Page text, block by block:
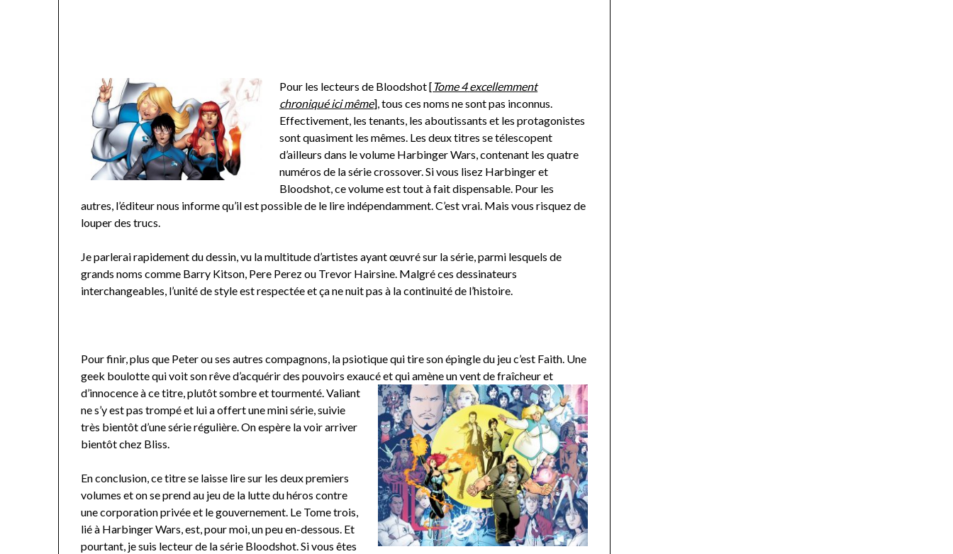
Pour les lecteurs de Bloodshot [Tome 4 excellemment
chroniqué ici même], tous ces noms ne sont pas inconnus.
Effectivement, les tenants, les aboutissants et les protagonistes
sont quasiment les mêmes. Les deux titres se télescopent
d’ailleurs dans le volume Harbinger Wars, contenant les quatre
numéros de la série crossover. Si vous lisez Harbinger et
Bloodshot, ce volume est tout à fait dispensable. Pour les
autres, l’éditeur nous informe qu’il est possible de le lire indépendamment. C’est vrai. Mais vous risquez de
louper des trucs.
Je parlerai rapidement du dessin, vu la multitude d’artistes ayant œuvré sur la série, parmi lesquels de
grands noms comme Barry Kitson, Pere Perez ou Trevor Hairsine. Malgré ces dessinateurs
interchangeables, l’unité de style est respectée et ça ne nuit pas à la continuité de l’histoire.
Pour finir, plus que Peter ou ses autres compagnons, la psiotique qui tire son épingle du jeu c’est Faith. Une
geek boulotte qui voit son rêve d’acquérir des pouvoirs exaucé et qui amène un vent defraîcheur et
d’innocence à ce titre, plutôt sombre et tourmenté. Valiant
ne s’y est pas trompé et lui a offert une mini série, suivie
très bientôt d’une série régulière. On espère la voir arriver
bientôt chez Bliss.
En conclusion, ce titre se laisse lire sur les deux premiers
volumes et on se prend au jeu de la lutte du héros contre
une corporation privée et le gouvernement. Le Tome trois,
lié à Harbinger Wars, est, pour moi, un peu en-dessous. Et
pourtant, je suis lecteur de la série Bloodshot. Si vous êtes